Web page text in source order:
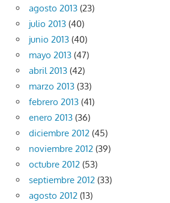
agosto 2013 (23)
julio 2013 (40)
junio 2013 (40)
mayo 2013 (47)
abril 2013 (42)
marzo 2013 (33)
febrero 2013 (41)
enero 2013 (36)
diciembre 2012 (45)
noviembre 2012 (39)
octubre 2012 (53)
septiembre 2012 (33)
agosto 2012 (13)